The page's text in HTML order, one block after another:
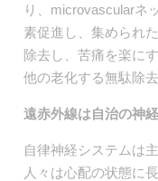
り、microvascularネ
素促進し、集められ
除去し、苦痛を楽に
他の老化する無駄除去
遠赤外線は自治の神
自律神経システムは
人々は心配の状態に